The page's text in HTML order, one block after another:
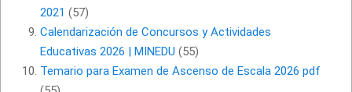
2021 (57)
Calendarización de Concursos y Actividades
Educativas 2026 | MINEDU (55)
Temario para Examen de Ascenso de Escala 2026 pdf